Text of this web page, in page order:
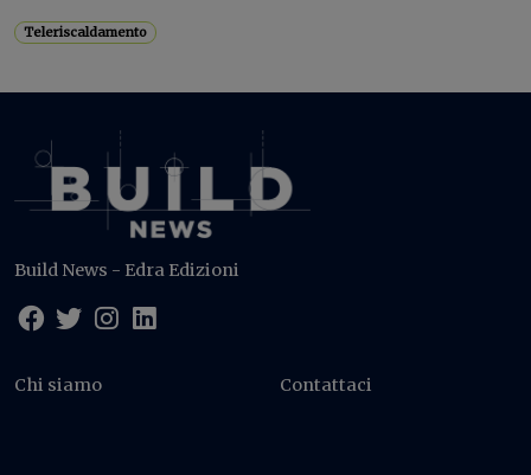
Teleriscaldamento
Build News - Edra Edizioni
Chi siamo Contattaci